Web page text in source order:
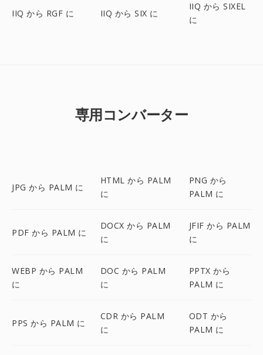
IIQ から RGF に IIQ から SIX に
IIQ から SIXEL
に
専用コンバーター
JPG から PALM に
HTML から PALM
に
PNG から
PALM に
PDF から PALM に
DOCX から PALM
に
JFIF から PALM
に
WEBP から PALM
に
DOC から PALM
に
PPTX から
PALM に
PPS から PALM に
CDR から PALM
に
ODT から
PALM に